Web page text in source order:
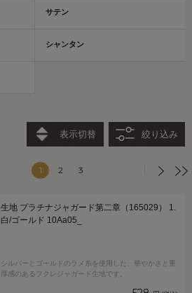
サテン
シャンタン
表示切替 絞り込み
1 2 3
生地 プラチナジャガード第二章（165029） 1.
白/ゴールド 10Aa05_
シルバーとゴールドのラメ糸を使用した、華やかさと重
厚感のあるフクレジャガード生地です。